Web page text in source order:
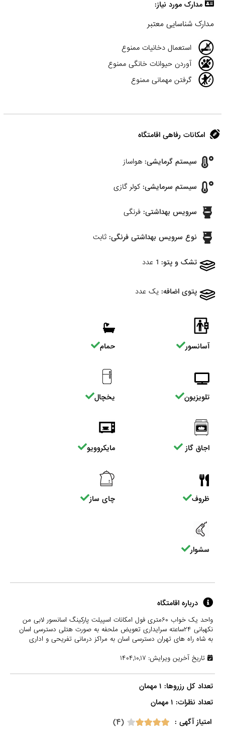
مدارک مورد نیاز:
مدارک شناسایی معتبر
استعمال دخانیات ممنوع
آوردن حیوانات خانگی ممنوع
گرفتن مهمانی ممنوع
امکانات رفاهی اقامتگاه
سیستم گرمایشی: هواساز
سیستم سرمایشی: کولر گازی
سرویس بهداشتی: فرنگی
نوع سرویس بهداشتی فرنگی: ثابت
تشک و پتو: 1 عدد
پتوی اضافه: یک عدد
آسانسور حمام
تلویزیون یخچال
اجاق گاز مایکروویو
ظروف چای ساز
سشوار
درباره اقامتگاه
واحد یک خواب ۶۰متری فول امکانات اسپیلت پارکینگ اسانسور لابی من
نکهبانی ۲۴ساعته سرایداری تعویض ملحفه به صورت هتلی دسترسی اسان
به شاه راه های تهران دسترسی اسان به مراکز درمانی تفریحی و اداری
تاریخ آخرین ویرایش: ۱۴۰۴,۱۰,۱۷
تعداد کل رزروها: ۱ مهمان
تعداد نظرات: ۱ مهمان
امتیاز آگهی :
(۴)